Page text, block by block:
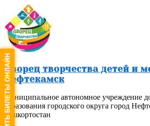
Перейти
содержимому
Дворец творчества детей и
Нефтекамск
Муниципальное автономное учреждение
образования городского округа город
Башкортостан